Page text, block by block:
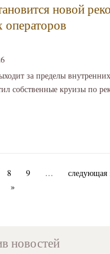
новой
операторов
за пределы
собственные круизы по
8 9 …
следующая
»
новостей